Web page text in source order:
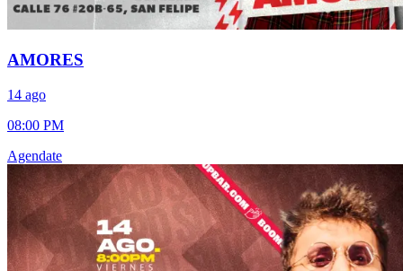
AMORES
14 ago
08:00 PM
Agendate